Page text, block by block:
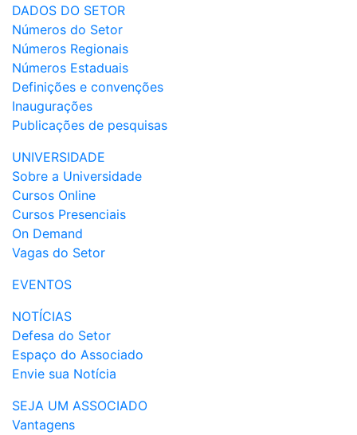
DADOS DO SETOR
Números do Setor
Números Regionais
Números Estaduais
Definições e convenções
Inaugurações
Publicações de pesquisas
UNIVERSIDADE
Sobre a Universidade
Cursos Online
Cursos Presenciais
On Demand
Vagas do Setor
EVENTOS
NOTÍCIAS
Defesa do Setor
Espaço do Associado
Envie sua Notícia
SEJA UM ASSOCIADO
Vantagens